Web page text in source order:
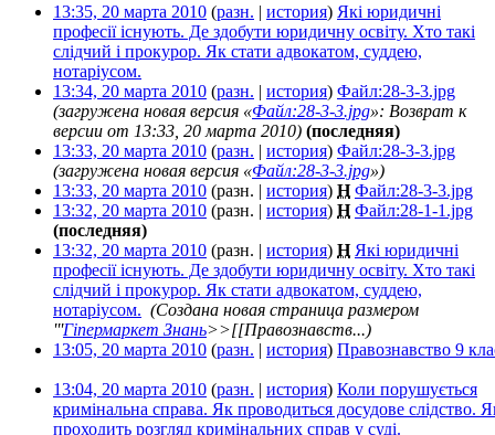
13:35, 20 марта 2010 (разн. | история) Які юридичні
професії існують. Де здобути юридичну освіту. Хто такі
слідчий і прокурор. Як стати адвокатом, суддею,
нотаріусом.
13:34, 20 марта 2010 (разн. | история) Файл:28-3-3.jpg
(загружена новая версия «Файл:28-3-3.jpg»: Возврат к
версии от 13:33, 20 марта 2010) (последняя)
13:33, 20 марта 2010 (разн. | история) Файл:28-3-3.jpg
(загружена новая версия «Файл:28-3-3.jpg»)
13:33, 20 марта 2010 (разн. | история) Н Файл:28-3-3.jpg
13:32, 20 марта 2010 (разн. | история) Н Файл:28-1-1.jpg
(последняя)
13:32, 20 марта 2010 (разн. | история) Н Які юридичні
професії існують. Де здобути юридичну освіту. Хто такі
слідчий і прокурор. Як стати адвокатом, суддею,
нотаріусом. (Создана новая страница размером
'''Гіпермаркет Знань>>[[Правознавств...)
13:05, 20 марта 2010 (разн. | история) Правознавство 9
13:04, 20 марта 2010 (разн. | история) Коли порушується
кримінальна справа. Як проводиться досудове слідство.
проходить розгляд кримінальних справ у суді.